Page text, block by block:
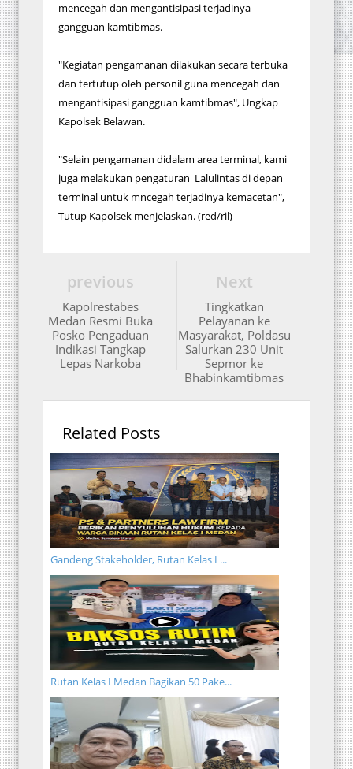
mencegah dan mengantisipasi terjadinya
gangguan kamtibmas.
"Kegiatan pengamanan dilakukan secara terbuka
dan tertutup oleh personil guna mencegah dan
mengantisipasi gangguan kamtibmas", Ungkap
Kapolsek Belawan.
"Selain pengamanan didalam area terminal, kami
juga melakukan pengaturan Lalulintas di depan
terminal untuk mncegah terjadinya kemacetan",
Tutup Kapolsek menjelaskan. (red/ril)
Next
Tingkatkan
Pelayanan ke
Masyarakat, Poldasu
Salurkan 230 Unit
Sepmor ke
Bhabinkamtibmas
previous
Kapolrestabes
Medan Resmi Buka
Posko Pengaduan
Indikasi Tangkap
Lepas Narkoba
Related Posts
Gandeng Stakeholder, Rutan Kelas I ...
Rutan Kelas I Medan Bagikan 50 Pake...